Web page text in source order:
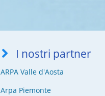
I nostri partner
ARPA Valle d'Aosta
Arpa Piemonte